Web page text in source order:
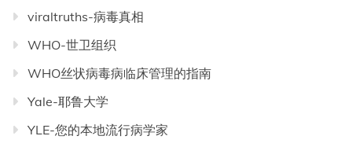
viraltruths-病毒真相
WHO-世卫组织
WHO丝状病毒病临床管理的指南
Yale-耶鲁大学
YLE-您的本地流行病学家